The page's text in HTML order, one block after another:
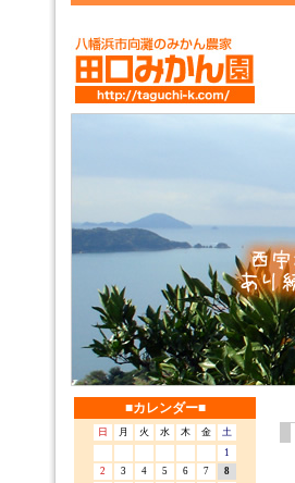
■カレンダー■
日 月 火 水 木 金
土
1
2
3 4 5 6 7
8